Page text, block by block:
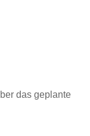
das geplante